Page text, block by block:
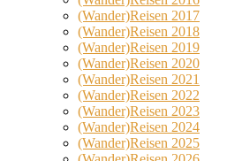
(Wander)Reisen 2017
(Wander)Reisen 2018
(Wander)Reisen 2019
(Wander)Reisen 2020
(Wander)Reisen 2021
(Wander)Reisen 2022
(Wander)Reisen 2023
(Wander)Reisen 2024
(Wander)Reisen 2025